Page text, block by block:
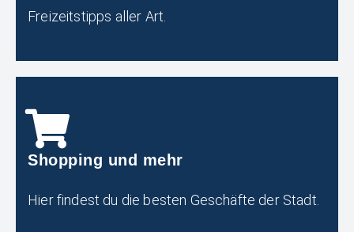
Freizeitstipps aller Art.
Shopping und mehr
Hier findest du die besten Geschäfte der Stadt.